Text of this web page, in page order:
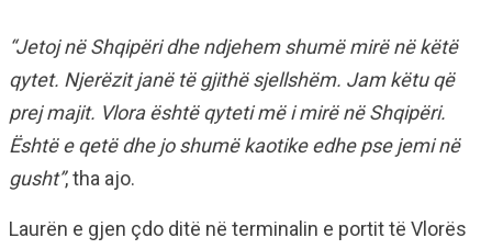
“Jetoj në Shqipëri dhe ndjehem shumë mirë në këtë
qytet. Njerëzit janë të gjithë sjellshëm. Jam këtu që
prej majit. Vlora është qyteti më i mirë në Shqipëri.
Është e qetë dhe jo shumë kaotike edhe pse jemi në
gusht”, tha ajo.
Laurën e gjen çdo ditë në terminalin e portit të Vlorës